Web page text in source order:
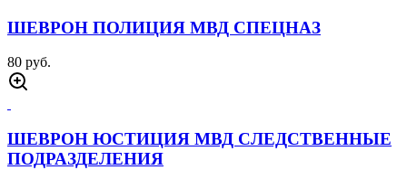
ШЕВРОН ПОЛИЦИЯ МВД СПЕЦНАЗ
80 руб.
ШЕВРОН ЮСТИЦИЯ МВД СЛЕДСТВЕННЫЕ
ПОДРАЗДЕЛЕНИЯ